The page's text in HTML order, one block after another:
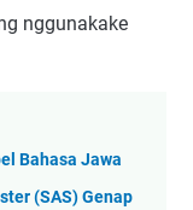
nggunakake
Bahasa Jawa
(SAS) Genap